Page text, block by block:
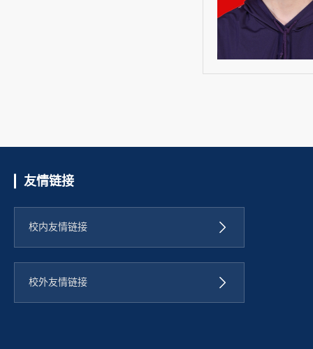
友情链接
校内友情链接
校外友情链接